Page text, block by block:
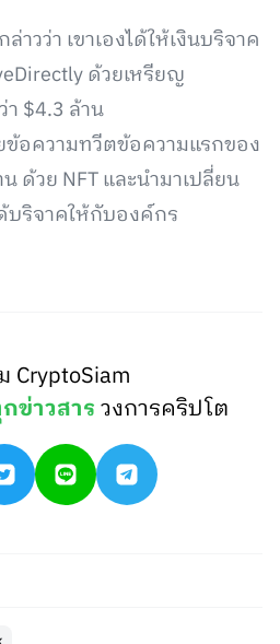
าวว่า เขาเองได้ให้เงินบริจาค
ด้วยเหรียญ
า $4.3 ล้าน
ข้อความทวีตข้อความแรกของ
ด้วย NFT และนำมาเปลี่ยน
บริจาคให้กับองค์กร
CryptoSiam
ข่าวสารวงการคริปโต